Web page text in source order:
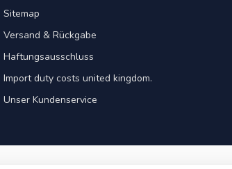
Sitemap
Versand & Rückgabe
Haftungsausschluss
Import duty costs united kingdom.
Unser Kundenservice